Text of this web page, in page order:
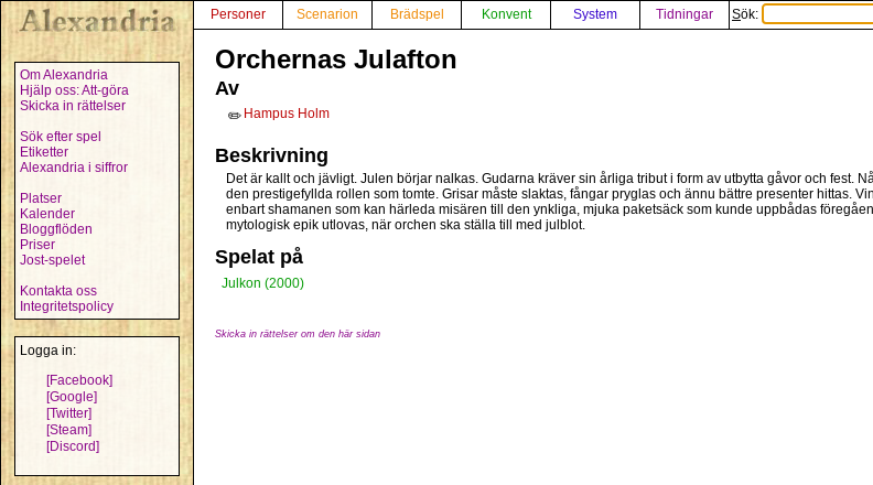
Om Alexandria
Hjälp oss: Att-göra
Skicka in rättelser
Sök efter spel
Etiketter
Alexandria i siffror
Platser
Kalender
Bloggflöden
Priser
Jost-spelet
Kontakta oss
Integritetspolicy
Logga in:
[Facebook]
[Google]
[Twitter]
[Steam]
[Discord]
Personer Scenarion Brädspel Konvent System Tidningar Sök:
Orchernas Julafton
Av
✏️ Hampus Holm
Beskrivning
Det är kallt och jävligt. Julen börjar nalkas. Gudarna kräver sin årliga tribut i form av utbytta gåvor och fest.
den prestigefyllda rollen som tomte. Grisar måste slaktas, fångar pryglas och ännu bättre presenter hittas.
enbart shamanen som kan härleda misären till den ynkliga, mjuka paketsäck som kunde uppbådas
mytologisk epik utlovas, när orchen ska ställa till med julblot.
Spelat på
Julkon (2000)
Skicka in rättelser om den här sidan